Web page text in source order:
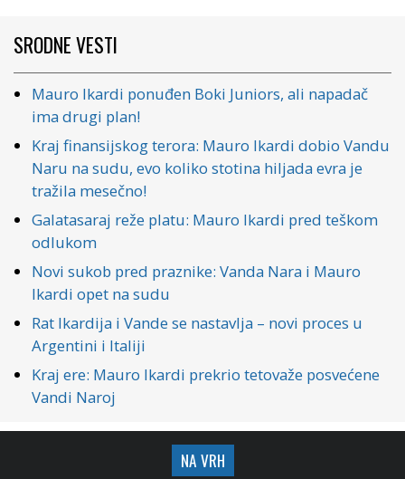
SRODNE VESTI
Mauro Ikardi ponuđen Boki Juniors, ali napadač
ima drugi plan!
Kraj finansijskog terora: Mauro Ikardi dobio Vandu
Naru na sudu, evo koliko stotina hiljada evra je
tražila mesečno!
Galatasaraj reže platu: Mauro Ikardi pred teškom
odlukom
Novi sukob pred praznike: Vanda Nara i Mauro
Ikardi opet na sudu
Rat Ikardija i Vande se nastavlja – novi proces u
Argentini i Italiji
Kraj ere: Mauro Ikardi prekrio tetovaže posvećene
Vandi Naroj
NA VRH